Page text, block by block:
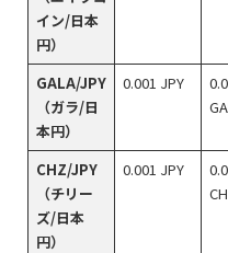
イン/日本
円）
GALA/JPY
（ガラ/日
本円）
0.001 JPY
CHZ/JPY
（チリー
ズ/日本
円）
0.001 JPY